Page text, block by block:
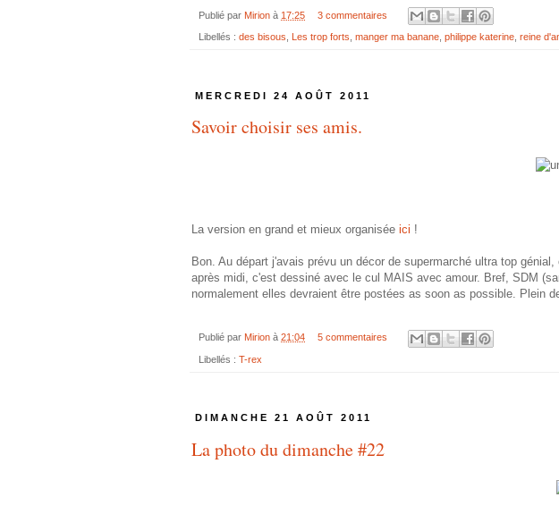
Publié par Mirion à 17:25 3 commentaires
Libellés : des bisous Les trop forts manger ma banane philippe katerine reine
MERCREDI 24 AOÛT 2011
Savoir choisir ses amis.
La version en grand et mieux organisée ici !
Bon. Au départ j'avais prévu un décor de supermarché ultra top
après midi, c'est dessiné avec le cul MAIS avec amour. Bref, SDM
normalement elles devraient être postées as soon as possible. Plein
Publié par Mirion à 21:04 5 commentaires
Libellés : T-rex
DIMANCHE 21 AOÛT 2011
La photo du dimanche #22